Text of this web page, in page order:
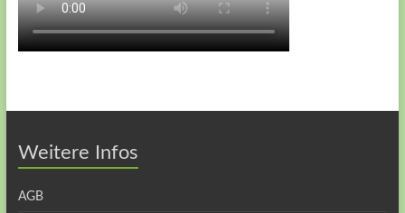
Weitere Infos
AGB